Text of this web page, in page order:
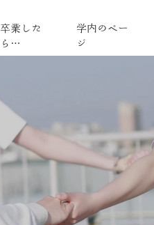
卒業した
ら…
学内のペー
ジ